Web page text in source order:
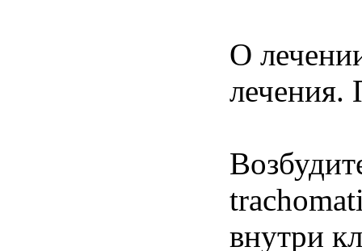
О
лечения.
внутри